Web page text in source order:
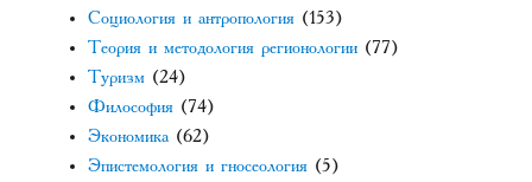
Социология и антропология (153)
Теория и методология регионологии (77)
Туризм (24)
Философия (74)
Экономика (62)
Эпистемология и гносеология (5)